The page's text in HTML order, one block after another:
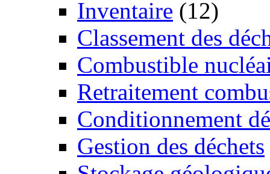
Inventaire (12)
Classement des
Combustible
Retraitement
Conditionnement
Gestion des déchets